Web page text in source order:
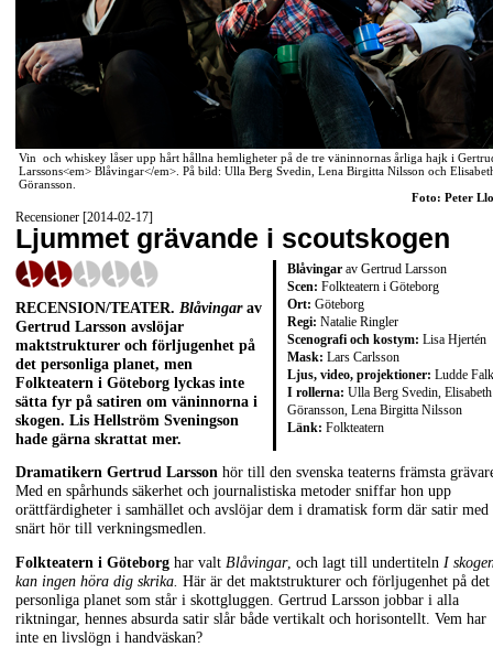
Vin och whiskey låser upp hårt hållna hemligheter på de tre väninnornas årliga hajk i
Larssons<em> Blåvingar</em>. På bild: Ulla Berg Svedin, Lena Birgitta Nilsson och
Göransson.
Foto: Peter
Recensioner [2014-02-17]
Ljummet grävande i scoutskogen
Blåvingar av Gertrud Larsson
Scen: Folkteatern i Göteborg
Ort: Göteborg
Regi: Natalie Ringler
Scenografi och kostym: Lisa Hjertén
Mask: Lars Carlsson
Ljus, video, projektioner: Ludde Falk
I rollerna: Ulla Berg Svedin, Elisabeth
Göransson, Lena Birgitta Nilsson
Länk: Folkteatern
RECENSION/TEATER. Blåvingarav
Gertrud Larsson avslöjar
maktstrukturer och förljugenhet på
det personliga planet, men
Folkteatern i Göteborg lyckas inte
sätta fyr på satiren om väninnorna i
skogen. Lis Hellström Sveningson
hade gärna skrattat mer.
Dramatikern Gertrud Larsson hör till den svenska teaterns främsta
Med en spårhunds säkerhet och journalistiska metoder sniffar hon upp
orättfärdigheter i samhället och avslöjar dem i dramatisk form där satir med
snärt hör till verkningsmedlen.
Folkteatern i Göteborg har valt Blåvingar, och lagt till undertiteln I
kan ingen höra dig skrika. Här är det maktstrukturer och förljugenhet på det
personliga planet som står i skottgluggen. Gertrud Larsson jobbar i alla
riktningar, hennes absurda satir slår både vertikalt och horisontellt. Vem har
inte en livslögn i handväskan?